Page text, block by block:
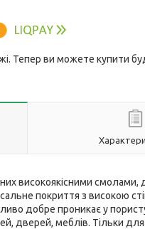
Тепер ви можете купити
високоякісними
покриття з високою
добре проникає у
дверей, меблів. Тільки